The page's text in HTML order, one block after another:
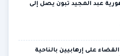
عبد المجيد تبون يصل إلى
القضاء على إرهابيين بالناحية